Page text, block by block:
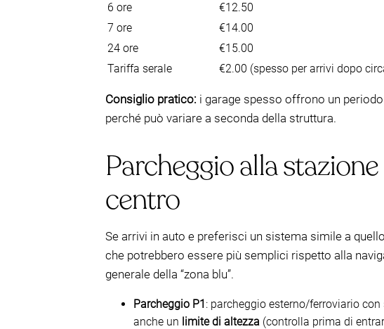
6 ore
€12.50
7 ore
€14.00
24 ore
€15.00
Tariffa serale
€2.00 (spesso per arrivi dopo
Consiglio pratico: i garage spesso offrono un
perché può variare a seconda della struttura.
Parcheggio alla
centro
Se arrivi in auto e preferisci un sistema simile a
che potrebbero essere più semplici rispetto alla
generale della “zona blu”.
Parcheggio P1 : parcheggio esterno/ferroviario con
anche un limite di altezza (controlla prima di